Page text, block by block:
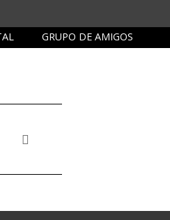
GRUPO DE AMIGOS